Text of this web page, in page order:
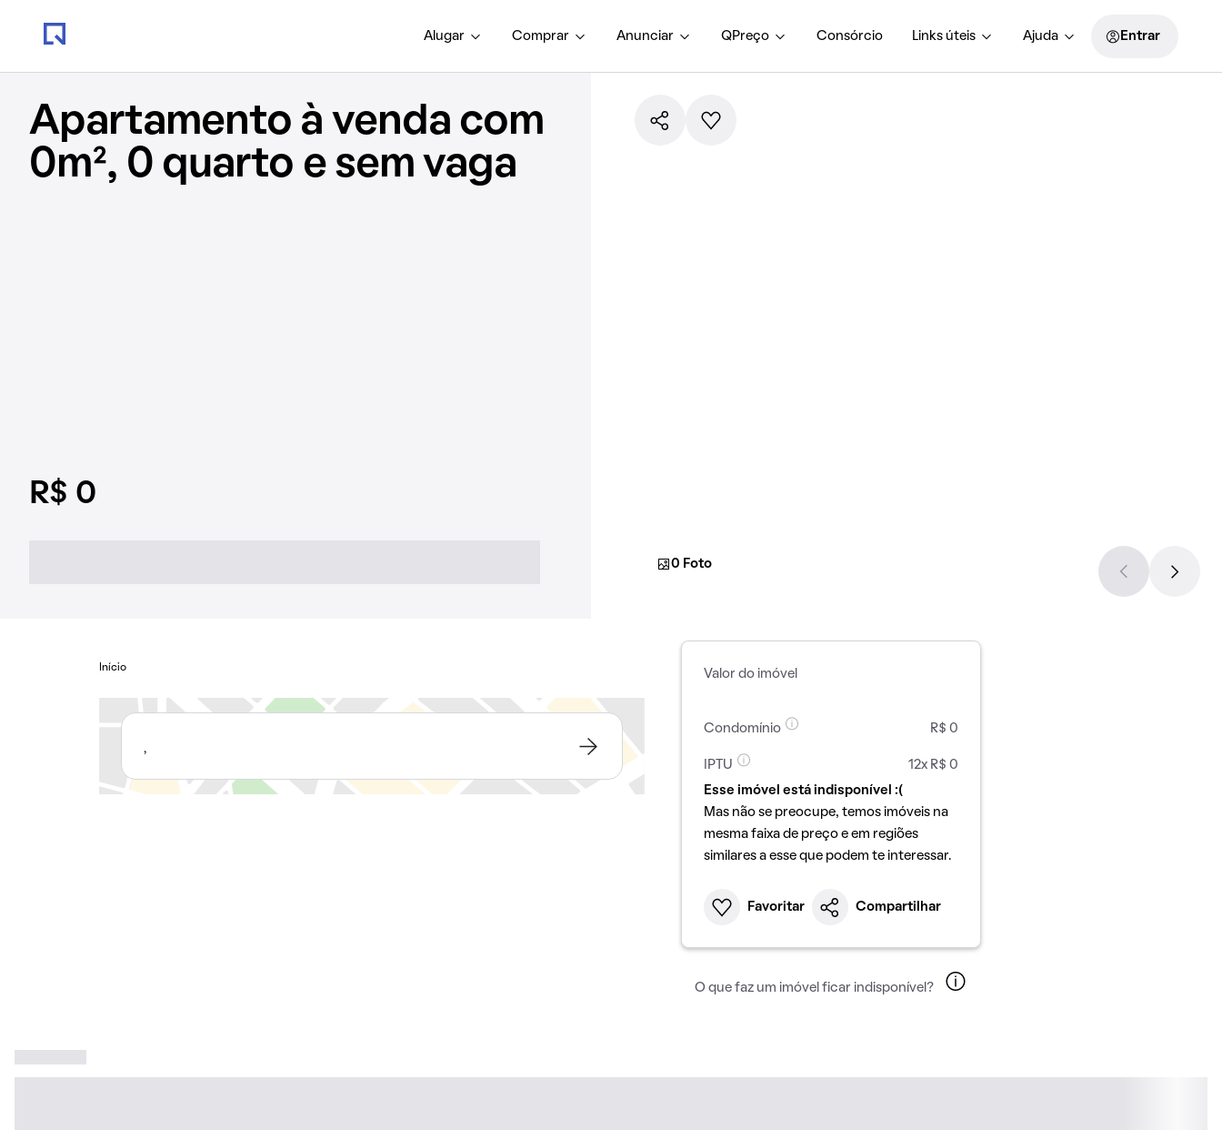
Alugar Comprar Anunciar QPreço Consórcio Links úteis Ajuda Entrar
Apartamento à venda com
0m², 0 quarto e sem vaga
R$ 0
0 Foto
Início
,
Valor do imóvel
Condomínio R$ 0
IPTU
12x R$ 0
Esse imóvel está indisponível :(
Mas não se preocupe, temos imóveis na
mesma faixa de preço e em regiões
similares a esse que podem te interessar.
Favoritar Compartilhar
O que faz um imóvel ficar indisponível?